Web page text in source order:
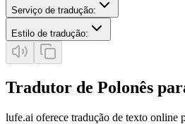
Serviço de tradução:
Estilo de tradução:
Tradutor de Polonês
lufe.ai oferece tradução de texto online